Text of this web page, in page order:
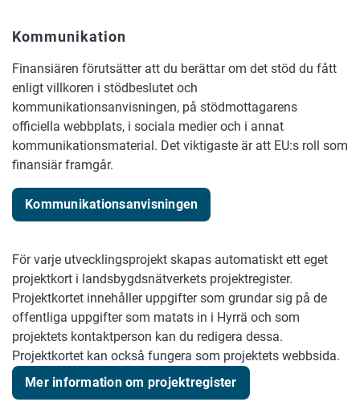
Kommunikation
Finansiären förutsätter att du berättar om det stöd du fått
enligt villkoren i stödbeslutet och
kommunikationsanvisningen, på stödmottagarens
officiella webbplats, i sociala medier och i annat
kommunikationsmaterial. Det viktigaste är att EU:s roll som
finansiär framgår.
Kommunikationsanvisningen
För varje utvecklingsprojekt skapas automatiskt ett eget
projektkort i landsbygdsnätverkets projektregister.
Projektkortet innehåller uppgifter som grundar sig på de
offentliga uppgifter som matats in i Hyrrä och som
projektets kontaktperson kan du redigera dessa.
Projektkortet kan också fungera som projektets webbsida.
Mer information om projektregister